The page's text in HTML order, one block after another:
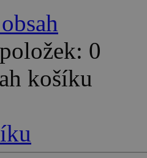
0
košíku